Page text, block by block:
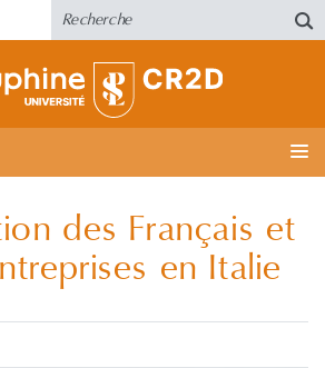
des Français et
en Italie